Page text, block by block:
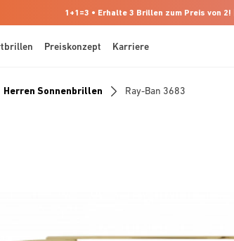
1+1=3 • Erhalte 3 Brillen zum Preis von 2! |
Preiskonzept Karriere
Herren Sonnenbrillen Ray-Ban 3683